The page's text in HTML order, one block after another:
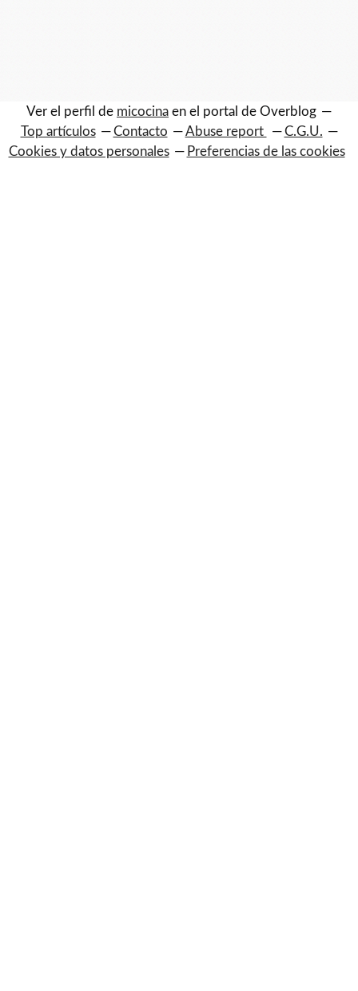
Ver el perfil de micocina en el portal de Overblog
Top artículos
Contacto Abuse report
C.G.U.
Cookies y datos personales
Preferencias de las cookies